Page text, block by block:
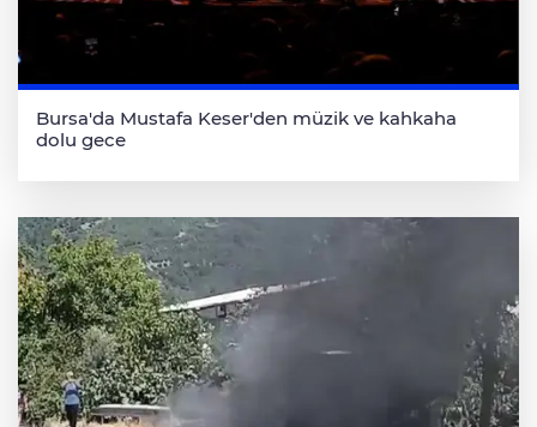
Bursa'da Mustafa Keser'den müzik ve kahkaha
dolu gece